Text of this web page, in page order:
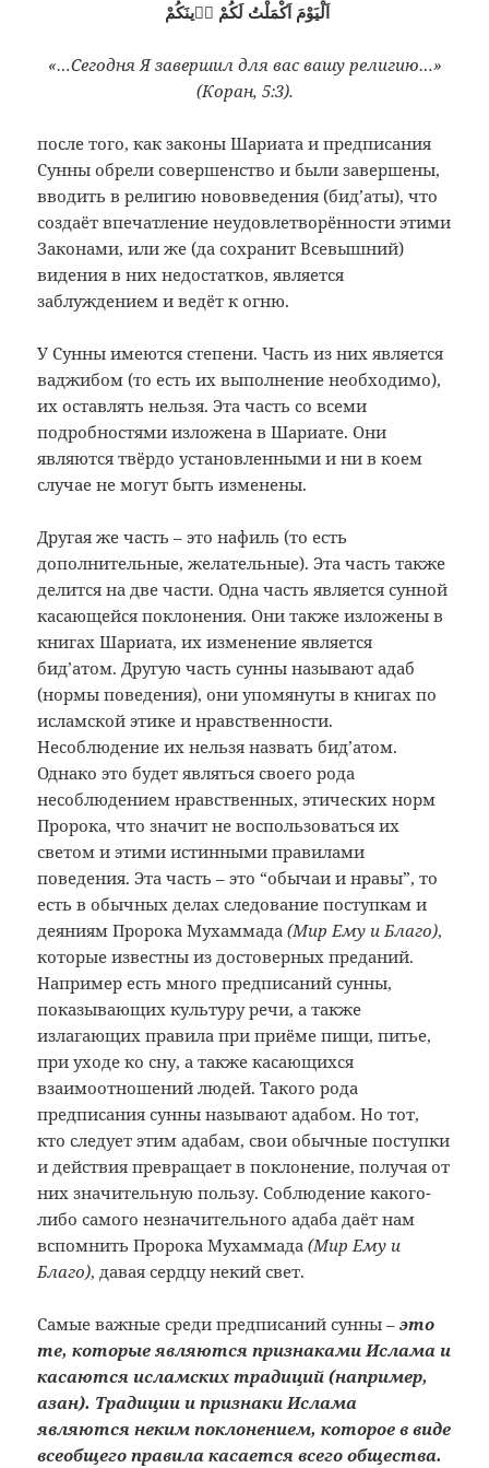
اَلْيَوْمَ اَكْمَلْتُ لَكُمْ دٖينَكُمْ
«…Сегодня Я завершил для вас вашу религию…»
(Коран, 5:3).
после того, как законы Шариата и предписания
Сунны обрели совершенство и были завершены,
вводить в религию нововведения (бид’аты), что
создаёт впечатление неудовлетворённости этими
Законами, или же (да сохранит Всевышний)
видения в них недостатков, является
заблуждением и ведёт к огню.
У Сунны имеются степени. Часть из них является
ваджибом (то есть их выполнение необходимо),
их оставлять нельзя. Эта часть со всеми
подробностями изложена в Шариате. Они
являются твёрдо установленными и ни в коем
случае не могут быть изменены.
Другая же часть – это нафиль (то есть
дополнительные, желательные). Эта часть также
делится на две части. Одна часть является сунной
касающейся поклонения. Они также изложены в
книгах Шариата, их изменение является
бид’атом. Другую часть сунны называют адаб
(нормы поведения), они упомянуты в книгах по
исламской этике и нравственности.
Несоблюдение их нельзя назвать бид’атом.
Однако это будет являться своего рода
несоблюдением нравственных, этических норм
Пророка, что значит не воспользоваться их
светом и этими истинными правилами
поведения. Эта часть – это “обычаи и нравы”, то
есть в обычных делах следование поступкам и
деяниям Пророка Мухаммада(Мир Ему и Благо),
которые известны из достоверных преданий.
Например есть много предписаний сунны,
показывающих культуру речи, а также
излагающих правила при приёме пищи, питье,
при уходе ко сну, а также касающихся
взаимоотношений людей. Такого рода
предписания сунны называют адабом. Но тот,
кто следует этим адабам, свои обычные поступки
и действия превращает в поклонение, получая от
них значительную пользу. Соблюдение какого-
либо самого незначительного адаба даёт нам
вспомнить Пророка Мухаммада(Мир Ему и
Благо), давая сердцу некий свет.
Самые важные среди предписаний сунны – это
те, которые являются признаками Ислама и
касаются исламских традиций (например,
азан). Традиции и признаки Ислама
являются неким поклонением, которое в виде
всеобщего правила касается всего общества.